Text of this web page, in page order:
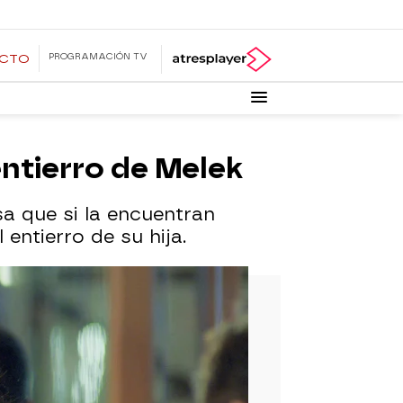
PROGRAMACIÓN TV
de Melek
que si la encuentran
entierro de su hija.